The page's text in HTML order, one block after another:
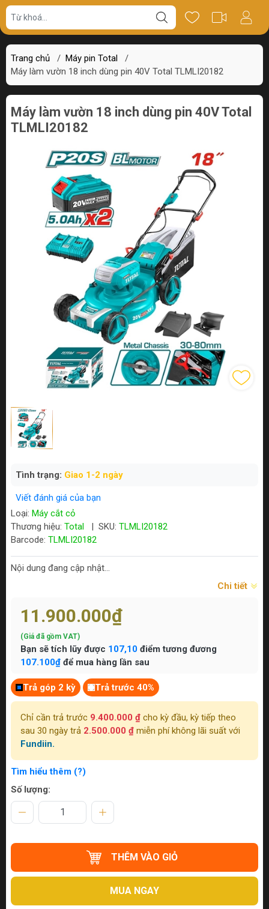
Trang chủ / Máy pin Total
/
Máy làm vườn 18 inch dùng pin 40V Total TLMLI20182
Giá bán Review
Máy làm vườn 18 inch dùng pin 40V Total
TLMLI20182
Tình trạng: Giao 1-2 ngày
Viết đánh giá của bạn
Loại: Máy cắt cỏ
Thương hiệu: Total SKU: TLMLI20182
Barcode: TLMLI20182
Nội dung đang cập nhật...
Chi tiết
11.900.000₫
(Giá đã gồm VAT)
Bạn sẽ tích lũy được 107,10 điểm tương đương
107.100₫ để mua hàng lần sau
Trả góp 2 kỳ Trả trước 40%
Chỉ cần trả trước 9.400.000 ₫ cho kỳ đầu, kỳ tiếp theo
sau 30 ngày trả 2.500.000 ₫ miễn phí không lãi suất với
Fundiin.
Tìm hiểu thêm (?)
Số lượng:
THÊM VÀO GIỎ
MUA NGAY